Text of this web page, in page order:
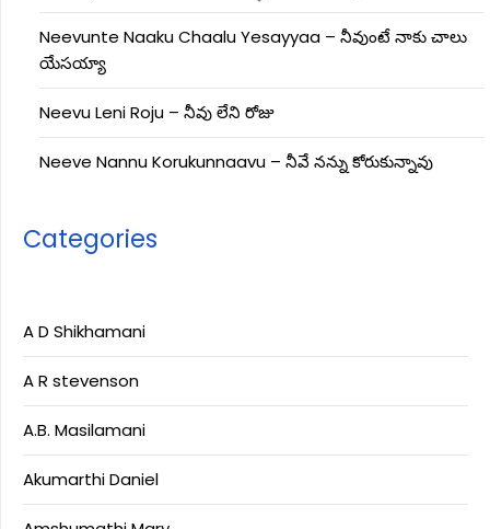
Neevunte Naaku Chaalu Yesayyaa – నీవుంటే నాకు చాలు
యేసయ్యా
Neevu Leni Roju – నీవు లేని రోజు
Neeve Nannu Korukunnaavu – నీవే నన్ను కోరుకున్నావు
Categories
A D Shikhamani
A R stevenson
A.B. Masilamani
Akumarthi Daniel